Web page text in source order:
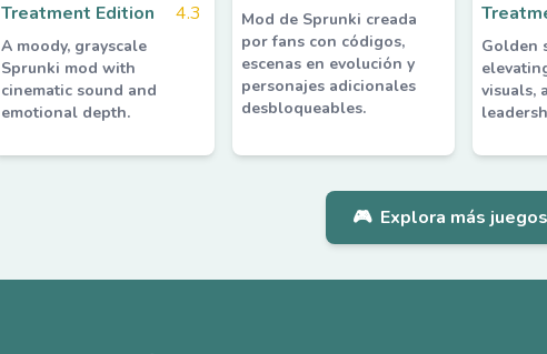
Treatment Edition
4.3
A moody, grayscale
Sprunki mod with
cinematic sound and
emotional depth.
Mod de Sprunki creada
por fans con códigos,
escenas en evolución y
personajes adicionales
desbloqueables.
Golden
visuals,
🎮 Explora más juegos